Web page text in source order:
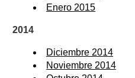
Enero 2015
2014
Diciembre 2014
Noviembre 2014